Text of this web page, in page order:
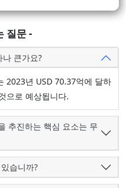
질문 -
큰가요?
2023년 USD 70.37억에 달하
으로 예상됩니다.
추진하는 핵심 요소는 무
습니까?